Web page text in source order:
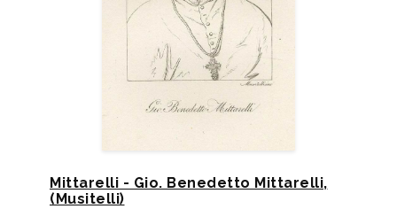
Mittarelli - Gio. Benedetto Mittarelli,
(Musitelli)